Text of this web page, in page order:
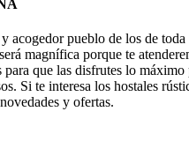
pueblo de los de
magnífica porque te
que las disfrutes lo
Si te interesa los hostales
y ofertas.